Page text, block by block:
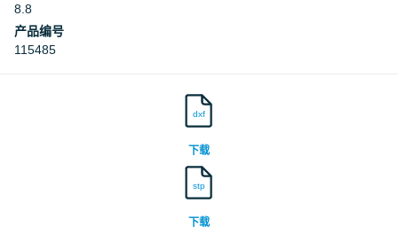
8.8
产品编号
115485
dxf
下载
stp
下载